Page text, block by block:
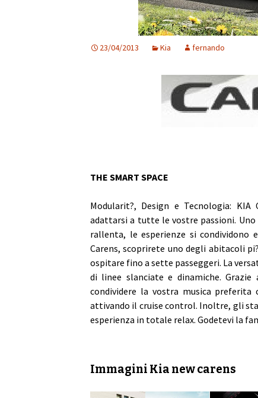
23/04/2013 Kia fernando
THE SMART SPACE
Modularit?, Design e Tecnologia:
adattarsi a tutte le vostre passioni.
rallenta, le esperienze si condividono
Carens, scoprirete uno degli abitacoli
ospitare fino a sette passeggeri. La
di linee slanciate e dinamiche.
condividere la vostra musica
attivando il cruise control. Inoltre, gli
esperienza in totale relax. Godetevi la
Immagini Kia new carens